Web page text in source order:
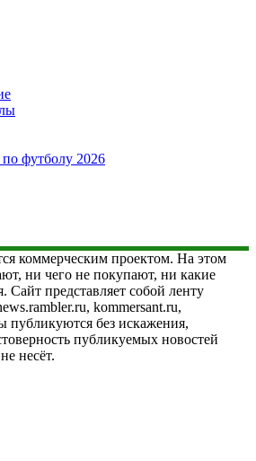
футболу 2026
коммерческим проектом. На этом
ни чего не покупают, ни какие
Сайт представляет собой ленту
kommersant.ru,
публикуются без искажения,
публикуемых новостей
несёт.